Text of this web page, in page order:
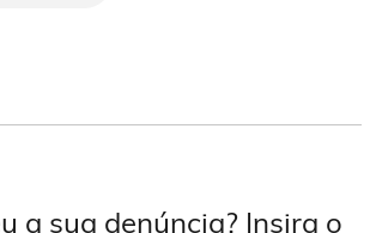
a sua denúncia? Insira o